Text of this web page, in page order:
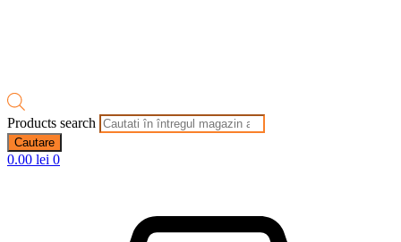
Products search
Cautare
0.00 lei 0